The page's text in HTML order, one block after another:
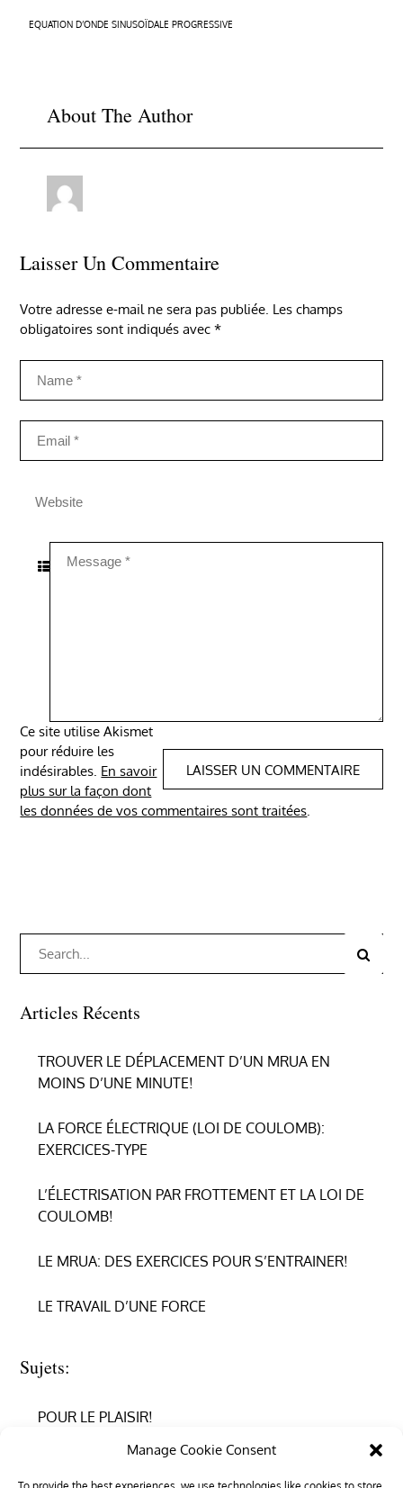
Manage Cookie Consent
Navigation
EQUATION D’ONDE SINUSOÏDALE PROGRESSIVE
About The Author
Laisser Un Commentaire
Votre adresse e-mail ne sera pas publiée. Les champs
obligatoires sont indiqués avec*
Ce site utilise Akismet
pour réduire les
indésirables. En savoir
plus sur la façon dont
les données de vos commentaires sont traitées.
for:
Search
Articles Récents
TROUVER LE DÉPLACEMENT D’UN MRUA EN
MOINS D’UNE MINUTE!
LA FORCE ÉLECTRIQUE (LOI DE COULOMB):
EXERCICES-TYPE
L’ÉLECTRISATION PAR FROTTEMENT ET LA LOI DE
COULOMB!
LE MRUA: DES EXERCICES POUR S’ENTRAINER!
LE TRAVAIL D’UNE FORCE
Sujets:
POUR LE PLAISIR!
REPRENDRE CONFIANCE